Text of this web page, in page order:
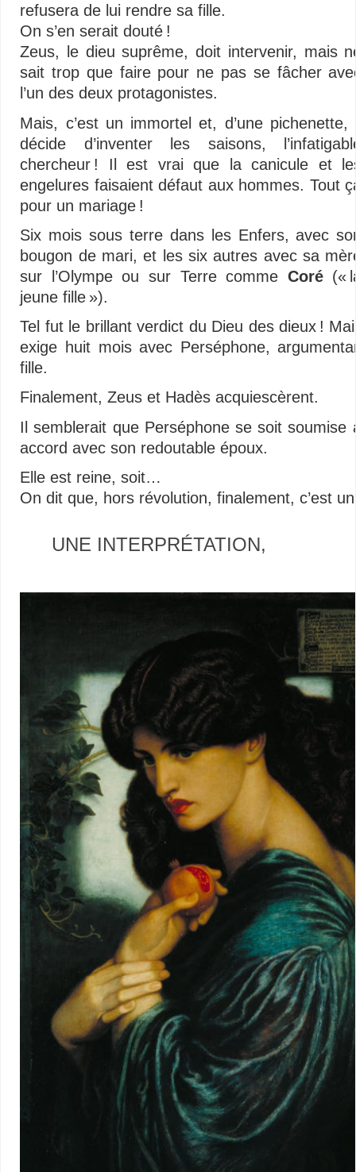
refusera de lui rendre sa fille.
On s’en serait douté !
Zeus, le dieu suprême, doit intervenir, mais
sait trop que faire pour ne pas se fâcher
l’un des deux protagonistes.
Mais, c’est un immortel et, d’une pichenette,
décide d’inventer les saisons,
chercheur ! Il est vrai que la canicule et
engelures faisaient défaut aux hommes. Tout
pour un mariage !
Six mois sous terre dans les Enfers, avec
bougon de mari, et les six autres avec sa
sur l’Olympe ou sur Terre comme Coré(«
jeune fille »).
Tel fut le brillant verdict du Dieu des dieux !
exige huit mois avec Perséphone,
fille.
Finalement, Zeus et Hadès acquiescèrent.
Il semblerait que Perséphone se soit soumise
accord avec son redoutable époux.
Elle est reine, soit…
On dit que, hors révolution, finalement, c’est
UNE INTERPRÉTATION,